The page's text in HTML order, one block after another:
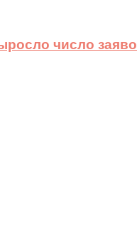
число